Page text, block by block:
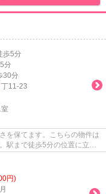
歩5分
分
30分
丁11-23
室
を保てます。こちらの物件は
駅まで徒歩5分の位置に立地
円)